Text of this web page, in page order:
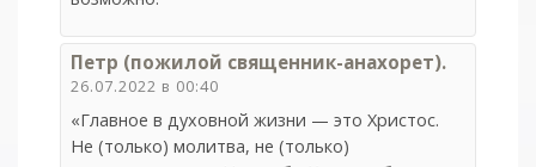
Петр (пожилой священник-анахорет).
26.07.2022 в 00:40
«Главное в духовной жизни — это Христос.
Не (только) молитва, не (только)